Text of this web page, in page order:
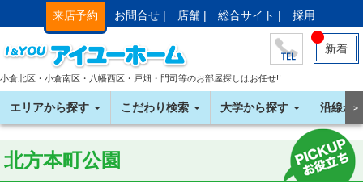
来店予約 お問合せ | 店舗 | 総合サイト | 採用
新着
小倉北区・小倉南区・八幡西区・戸畑・門司等のお部屋探しはお任せ!!
エリアから探す こだわり検索 大学から探す 沿線か＞
北方本町公園